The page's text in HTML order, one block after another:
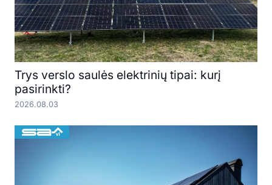
Trys verslo saulės elektrinių tipai: kurį
pasirinkti?
2026.08.03